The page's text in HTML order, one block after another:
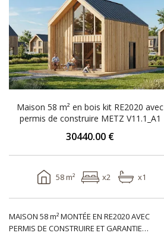
Maison 58 m² en bois kit RE2020 avec
permis de construire METZ V11.1_A1
30440.00 €
58 m² x2 x1
MAISON 58 m² MONTÉE EN RE2020 AVEC
PERMIS DE CONSTRUIRE ET GARANTIE